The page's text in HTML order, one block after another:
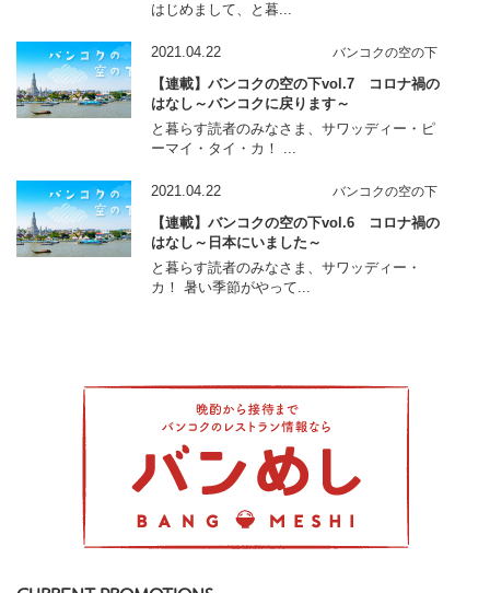
はじめまして、と暮...
2021.04.22 バンコクの空の下
【連載】バンコクの空の下vol.7 コロナ禍の
はなし～バンコクに戻ります～
と暮らす読者のみなさま、サワッディー・ピ
ーマイ・タイ・カ！ ...
2021.04.22 バンコクの空の下
【連載】バンコクの空の下vol.6 コロナ禍の
はなし～日本にいました～
と暮らす読者のみなさま、サワッディー・
カ！ 暑い季節がやって...